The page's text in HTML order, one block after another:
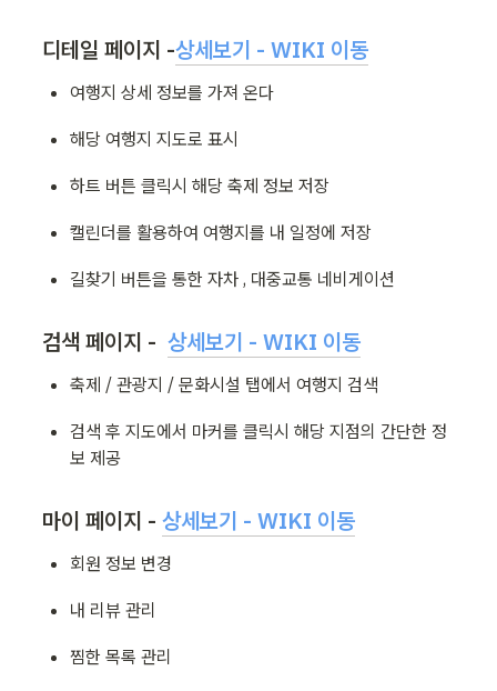
디테일 페이지 -상세보기 - WIKI 이동
여행지 상세 정보를 가져 온다
해당 여행지 지도로 표시
하트 버튼 클릭시 해당 축제 정보 저장
캘린더를 활용하여 여행지를 내 일정에 저장
길찾기 버튼을 통한 자차 , 대중교통 네비게이션
검색 페이지 - 상세보기 - WIKI 이동
축제 / 관광지 / 문화시설 탭에서 여행지 검색
검색 후 지도에서 마커를 클릭시 해당 지점의 간단한 정
보 제공
마이 페이지 - 상세보기 - WIKI 이동
회원 정보 변경
내 리뷰 관리
찜한 목록 관리